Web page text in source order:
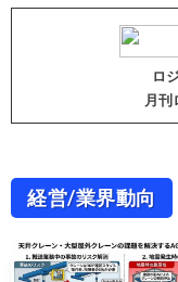
ロ
月刊
経営/業界動向